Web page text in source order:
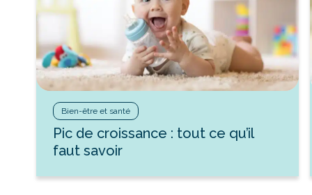
Bien-être et santé
Pic de croissance : tout ce qu’il
faut savoir